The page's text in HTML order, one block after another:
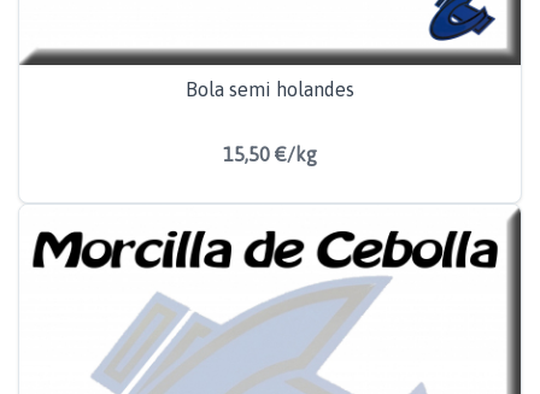
Bola semi holandes
15,50 €/kg